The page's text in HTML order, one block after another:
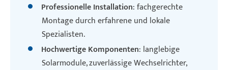
Professionelle Installation: fachgerechte
Montage durch erfahrene und lokale
Spezialisten.
Hochwertige Komponenten: langlebige
Solarmodule, zuverlässige Wechselrichter,